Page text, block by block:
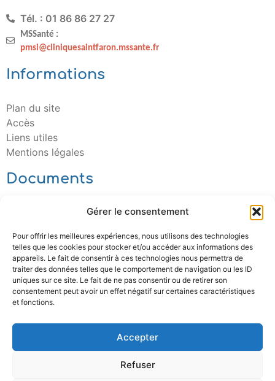
Gérer le consentement
Pour offrir les meilleures expériences, nous utilisons des technologies
telles que les cookies pour stocker et/ou accéder aux informations des
appareils. Le fait de consentir à ces technologies nous permettra de
traiter des données telles que le comportement de navigation ou les ID
uniques sur ce site. Le fait de ne pas consentir ou de retirer son
consentement peut avoir un effet négatif sur certaines caractéristiques
et fonctions.
Accepter
Refuser
Tél. : 01 86 86 27 27
MSSanté :
pmsi@cliniquesaintfaron.mssante.fr
Informations
Plan du site
Accès
Liens utiles
Mentions légales
Documents